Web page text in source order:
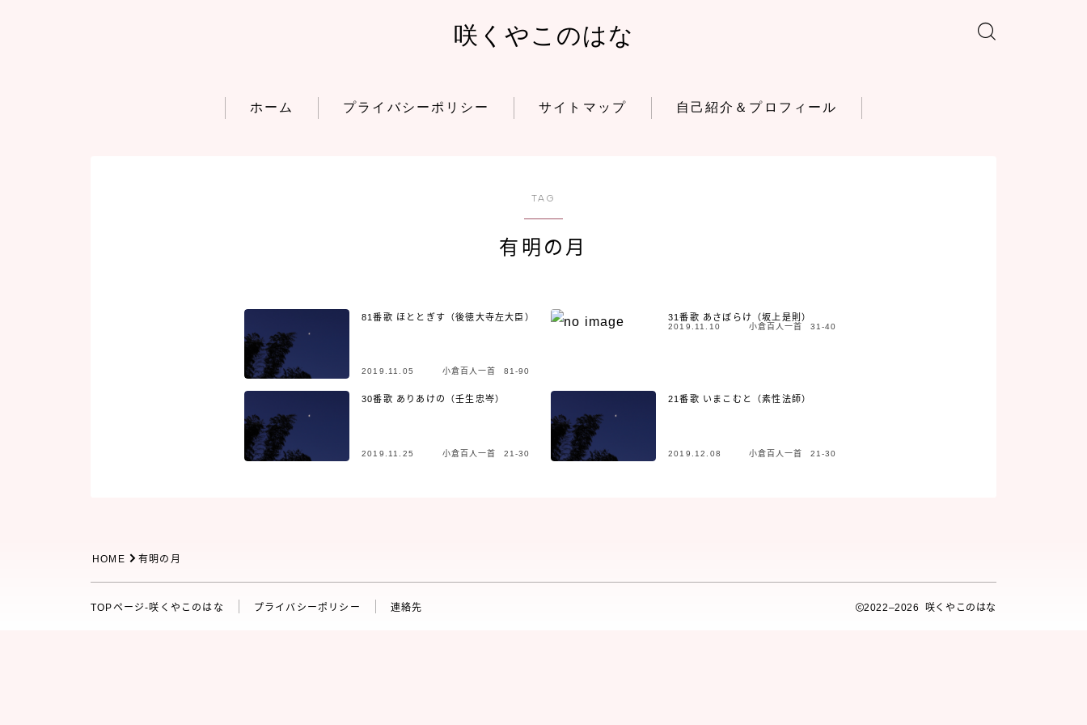
咲くやこのはな
ホーム プライバシーポリシー サイトマップ 自己紹介＆プロフィール
TAG
有明の月
81番歌 ほととぎす（後徳大寺左大臣）
2019.11.05 小倉百人一首 81-90
31番歌 あさぼらけ（坂上是則）
2019.11.10 小倉百人一首 31-40
30番歌 ありあけの（壬生忠岑）
2019.11.25 小倉百人一首 21-30
21番歌 いまこむと（素性法師）
2019.12.08 小倉百人一首 21-30
HOME 有明の月
TOPページ‐咲くやこのはな プライバシーポリシー 連絡先 2022–2026 咲くやこのはな